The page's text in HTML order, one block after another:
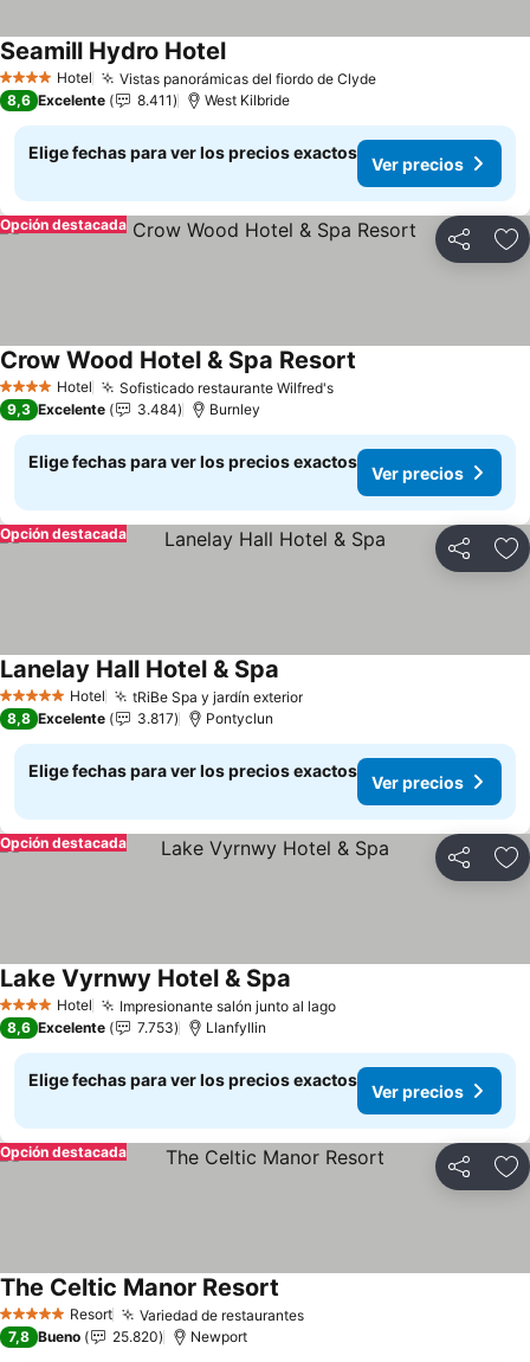
4 EstrellasHotel Vistas panorámicas del fiordo de ClydeVer precios
Seamill Hydro HotelVer precios
8,6 Excelente 8.411 West Kilbride
Elige fechas para ver los precios exactos
Ver precios
Compartir
Opción destacada
4 EstrellasHotel Sofisticado restaurante Wilfred'sVer precios
Crow Wood Hotel & Spa Resort
9,3 Excelente 3.484 Burnley
Elige fechas para ver los precios exactos
Ver precios
Compartir
Opción destacada
5 Estrellas Hotel tRiBe Spa y jardín exteriorVer precios
Lanelay Hall Hotel & Spa
8,8 Excelente 3.817 Pontyclun
Elige fechas para ver los precios exactos
Ver precios
Compartir
Opción destacada
4 EstrellasHotel Impresionante salón junto al lagoVer precios
Lake Vyrnwy Hotel & Spa
8,6 Excelente 7.753 Llanfyllin
Elige fechas para ver los precios exactos
Ver precios
Compartir
Opción destacada
5 Estrellas Resort Variedad de restaurantesVer precios
The Celtic Manor Resort
7,8 Bueno 25.820 Newport